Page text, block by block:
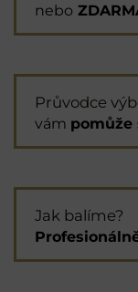
nebo
Průvodce
vám pomůže
Jak balíme?